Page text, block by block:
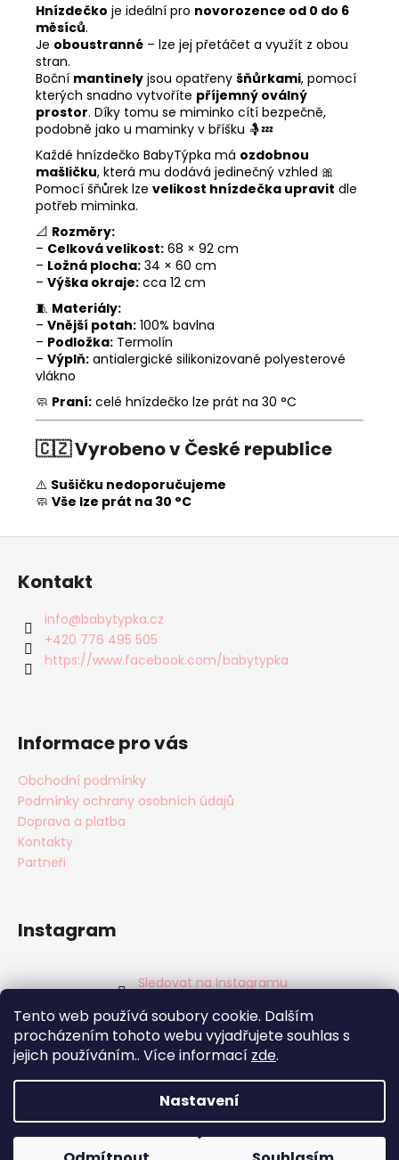
Tento web používá soubory cookie. Dalším
procházením tohoto webu vyjadřujete souhlas s
jejich používáním.. Více informací zde.
Nastavení
Hnízdečko je ideální pro novorozence od 0 do 6
měsíců.
Je oboustranné – lze jej přetáčet a využít z obou
stran.
Boční mantinely jsou opatřeny šňůrkami, pomocí
kterých snadno vytvoříte příjemný oválný
prostor. Díky tomu se miminko cítí bezpečně,
podobně jako u maminky v bříšku 🤱💤
Každé hnízdečko BabyTýpka má ozdobnou
mašličku, která mu dodává jedinečný vzhled 🎀
Pomocí šňůrek lze velikost hnízdečka upravit dle
potřeb miminka.
📐 Rozměry:
– Celková velikost: 68 × 92 cm
– Ložná plocha: 34 × 60 cm
– Výška okraje: cca 12 cm
🧵 Materiály:
– Vnější potah: 100% bavlna
– Podložka: Termolín
– Výplň: antialergické silikonizované polyesterové
vlákno
🧼 Praní: celé hnízdečko lze prát na 30 °C
🇨🇿Vyrobeno v České republice
⚠️ Sušičku nedoporučujeme
🧼 Vše lze prát na 30 °C
Z
Kontakt
info@babytypka.cz
+420 776 495 505
https://www.facebook.com/babytypka
Informace pro vás
Obchodní podmínky
Podmínky ochrany osobních údajů
Doprava a platba
Kontakty
Partneři
Instagram
Sledovat na Instagramu
Facebook
Copyright 2026BabyTýpka s.r.o.. Všechna práva